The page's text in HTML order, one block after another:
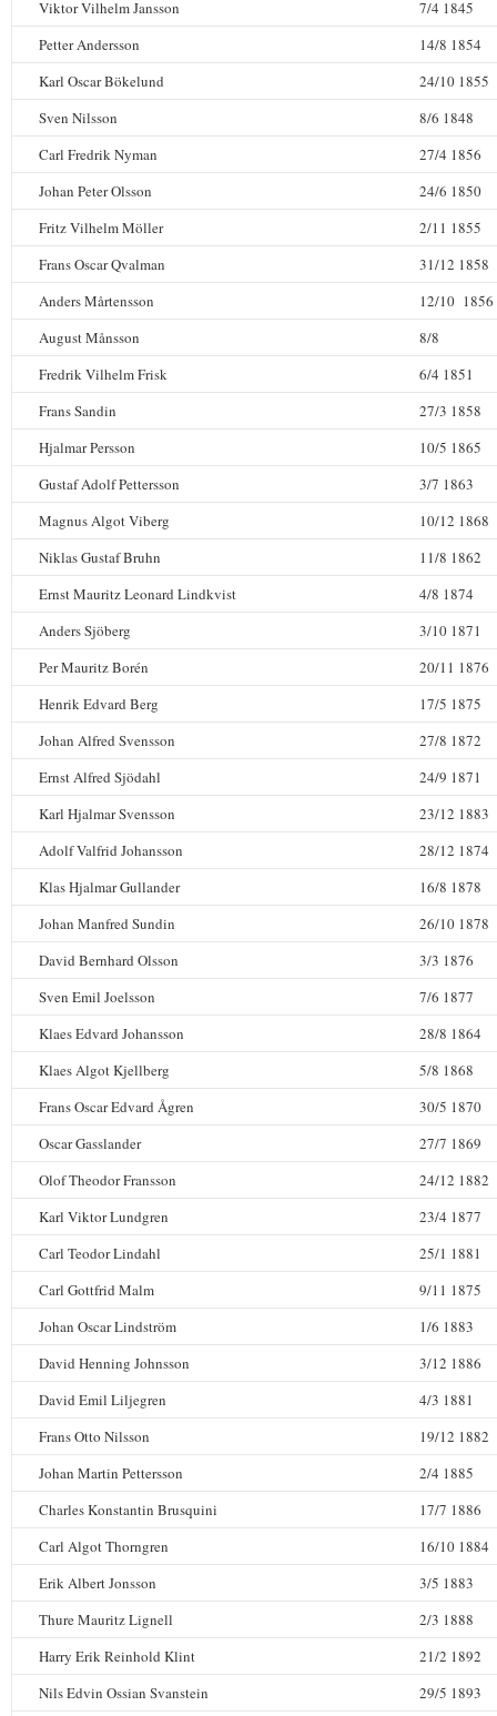
Viktor Vilhelm Jansson
7/4 1845
Petter Andersson
14/8 1854
Karl Oscar Bökelund
24/10 1855
Sven Nilsson
8/6 1848
Carl Fredrik Nyman
27/4 1856
Johan Peter Olsson
24/6 1850
Fritz Vilhelm Möller
2/11 1855
Frans Oscar Qvalman
31/12 1858
Anders Mårtensson
12/10 1856
August Månsson
8/8
Fredrik Vilhelm Frisk
6/4 1851
Frans Sandin
27/3 1858
Hjalmar Persson
10/5 1865
Gustaf Adolf Pettersson
3/7 1863
Magnus Algot Viberg
10/12 1868
Niklas Gustaf Bruhn
11/8 1862
Ernst Mauritz Leonard Lindkvist
4/8 1874
Anders Sjöberg
3/10 1871
Per Mauritz Borén
20/11 1876
Henrik Edvard Berg
17/5 1875
Johan Alfred Svensson
27/8 1872
Ernst Alfred Sjödahl
24/9 1871
Karl Hjalmar Svensson
23/12 1883
Adolf Valfrid Johansson
28/12 1874
Klas Hjalmar Gullander
16/8 1878
Johan Manfred Sundin
26/10 1878
David Bernhard Olsson
3/3 1876
Sven Emil Joelsson
7/6 1877
Klaes Edvard Johansson
28/8 1864
Klaes Algot Kjellberg
5/8 1868
Frans Oscar Edvard Ågren
30/5 1870
Oscar Gasslander
27/7 1869
Olof Theodor Fransson
24/12 1882
Karl Viktor Lundgren
23/4 1877
Carl Teodor Lindahl
25/1 1881
Carl Gottfrid Malm
9/11 1875
Johan Oscar Lindström
1/6 1883
David Henning Johnsson
3/12 1886
David Emil Liljegren
4/3 1881
Frans Otto Nilsson
19/12 1882
Johan Martin Pettersson
2/4 1885
Charles Konstantin Brusquini
17/7 1886
Carl Algot Thorngren
16/10 1884
Erik Albert Jonsson
3/5 1883
Thure Mauritz Lignell
2/3 1888
Harry Erik Reinhold Klint
21/2 1892
Nils Edvin Ossian Svanstein
29/5 1893